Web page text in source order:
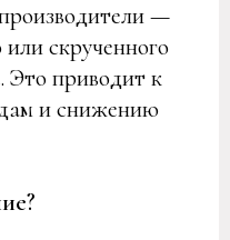
—
скрученного
Это приводит к
и снижению